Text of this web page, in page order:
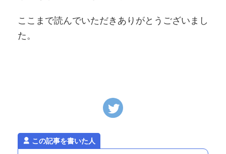
ここまで読んでいただきありがとうございまし
た。
この記事を書いた人